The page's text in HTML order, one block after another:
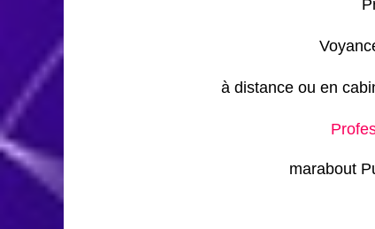
à distance ou en
marabout